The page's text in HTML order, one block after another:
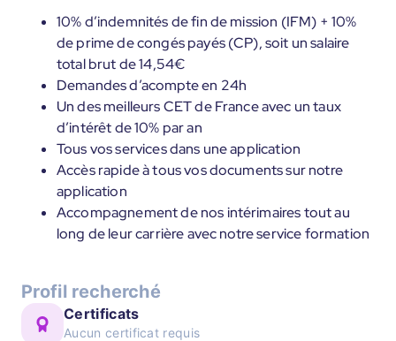
10% d’indemnités de fin de mission (IFM) + 10%
de prime de congés payés (CP), soit un salaire
total brut de 14,54€
Demandes d’acompte en 24h
Un des meilleurs CET de France avec un taux
d’intérêt de 10% par an
Tous vos services dans une application
Accès rapide à tous vos documents sur notre
application
Accompagnement de nos intérimaires tout au
long de leur carrière avec notre service formation
Profil recherché
Certificats
Aucun certificat requis